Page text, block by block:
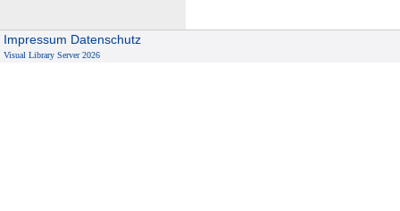
Impressum Datenschutz
Visual Library Server 2026